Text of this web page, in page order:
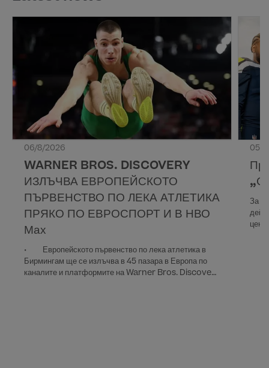
06/8/2026
WARNER BROS. DISCOVERY
ИЗЛЪЧВА ЕВРОПЕЙСКОТО
ПЪРВЕНСТВО ПО ЛЕКА АТЛЕТИКА
ПРЯКО ПО ЕВРОСПОРТ И В НВО
Мах
• Европейското първенство по лека атлетика в
Бирмингам ще се излъчва в 45 пазара в Европа по
каналите и платформите на Warner Bros. Discovery
05/
За